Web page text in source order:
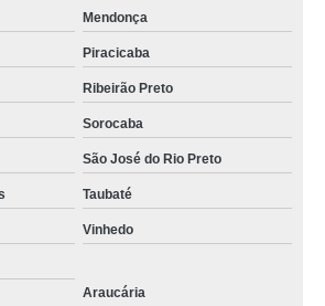
Mendonça
Piracicaba
Ribeirão Preto
Sorocaba
São José do Rio Preto
Taubaté
Vinhedo
Araucária